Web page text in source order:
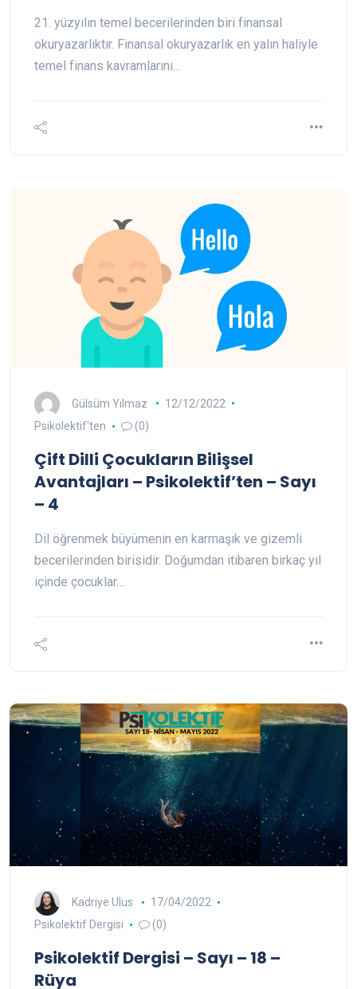
21. yüzyılın temel becerilerinden biri finansal
okuryazarlıktır. Finansal okuryazarlık en yalın haliyle
temel finans kavramlarını…
Gülsüm Yılmaz
12/12/2022
Psikolektif'ten
(0)
Çift Dilli Çocukların Bilişsel
Avantajları – Psikolektif’ten – Sayı
– 4
Dil öğrenmek büyümenin en karmaşık ve gizemli
becerilerinden birisidir. Doğumdan itibaren birkaç yıl
içinde çocuklar…
Kadriye Ulus
17/04/2022
Psikolektif Dergisi
(0)
Psikolektif Dergisi – Sayı – 18 –
Rüya